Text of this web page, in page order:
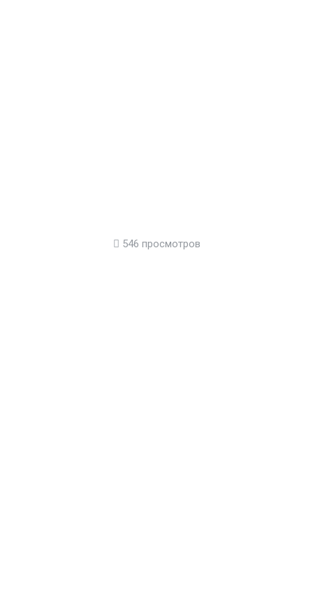
546 просмотров